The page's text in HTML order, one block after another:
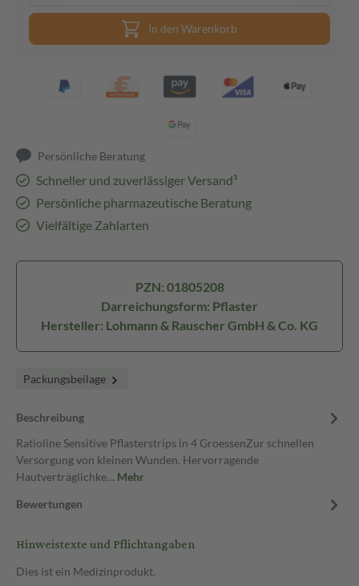
In den Warenkorb
Persönliche Beratung
Schneller und zuverlässiger Versand³
Persönliche pharmazeutische Beratung
Vielfältige Zahlarten
PZN: 01805208
Darreichungsform: Pflaster
Hersteller: Lohmann & Rauscher GmbH & Co. KG
Packungsbeilage
Beschreibung
Ratioline Sensitive Pflasterstrips in 4 GroessenZur schnellen
Versorgung von kleinen Wunden. Hervorragende
Hautverträglichke… Mehr
Bewertungen
Hinweistexte und Pflichtangaben
Dies ist ein Medizinprodukt.